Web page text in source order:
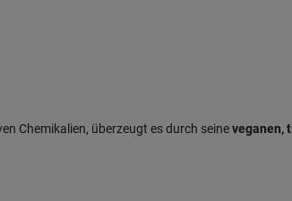
Chemikalien, überzeugt es durch seineveganen,